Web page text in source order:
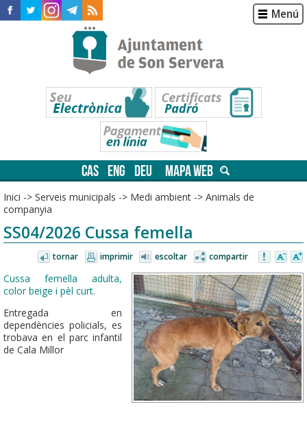
Menú
CAS ENG DEU MAPA WEB
Inici -> Serveis municipals -> Medi ambient -> Animals de
companyia
SS04/2026 Cussa femella
tornar imprimir escoltar compartir
Cussa femella adulta,
color beige i pèl curt.
Entregada en
dependències policials, es
trobava en el parc infantil
de Cala Millor